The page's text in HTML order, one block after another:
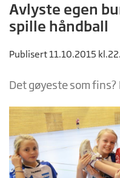
Avlyste egen
spille håndball
Publisert 11.10.2015
Det gøyeste som